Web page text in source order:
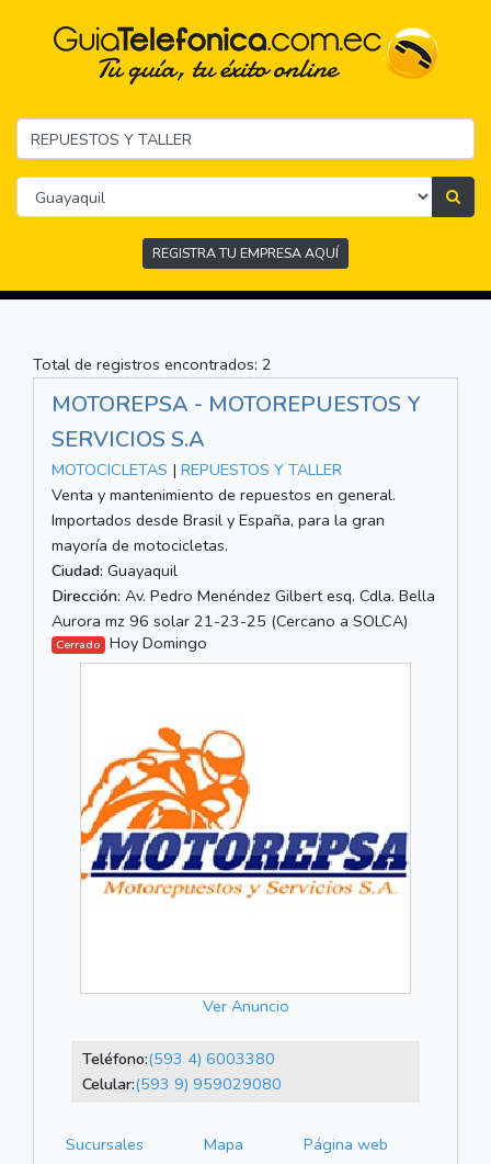
REGISTRA TU EMPRESA AQUÍ
Total de registros encontrados: 2
MOTOREPSA - MOTOREPUESTOS Y
SERVICIOS S.A
MOTOCICLETAS | REPUESTOS Y TALLER
Venta y mantenimiento de repuestos en general.
Importados desde Brasil y España, para la gran
mayoría de motocicletas.
Ciudad: Guayaquil
Dirección: Av. Pedro Menéndez Gilbert esq. Cdla. Bella
Aurora mz 96 solar 21-23-25 (Cercano a SOLCA)
Cerrado Hoy Domingo
Ver Anuncio
Teléfono:(593 4) 6003380
Celular:(593 9) 959029080
Sucursales Mapa
Página web